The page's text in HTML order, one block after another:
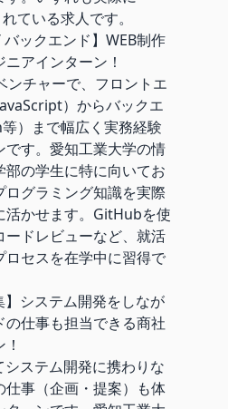
ている求人です。
バックエンド】WEB制作
アインターン！
ンチャーで、フロントエ
）からバックエ
）まで幅広く実務経験
です。愛知工業大学の情
の学生に特に向いてお
ログラミング知識を実際
活かせます。GitHubを使
ードレビューなど、就活
ロセスを在学中に習得で
】システム開発をしなが
の仕事も担当できる商社
ステム開発に携わりな
仕事（企画・提案）も体